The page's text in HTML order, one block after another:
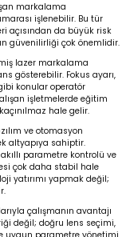
markalama
işlenebilir. Bu tür
açısından da büyük risk
güvenilirliği çok önemlidir.
lazer markalama
gösterebilir. Fokus ayarı,
konular operatör
işletmelerde eğitim
hale gelir.
ve otomasyon
altyapıya sahiptir.
parametre kontrolü ve
çok daha stabil hale
yatırımı yapmak değil;
çalışmanın avantajı
değil; doğru lens seçimi,